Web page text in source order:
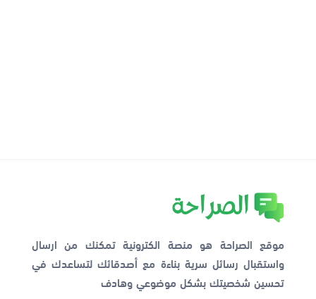
موقع الصراحة هو منصة الكترونية تمكنك من ارسال
واستقبال رسائل سرية بناءة مع أصدقائك لتساعدك في
تحسين شخصيتك بشكل موضوعي وهادف